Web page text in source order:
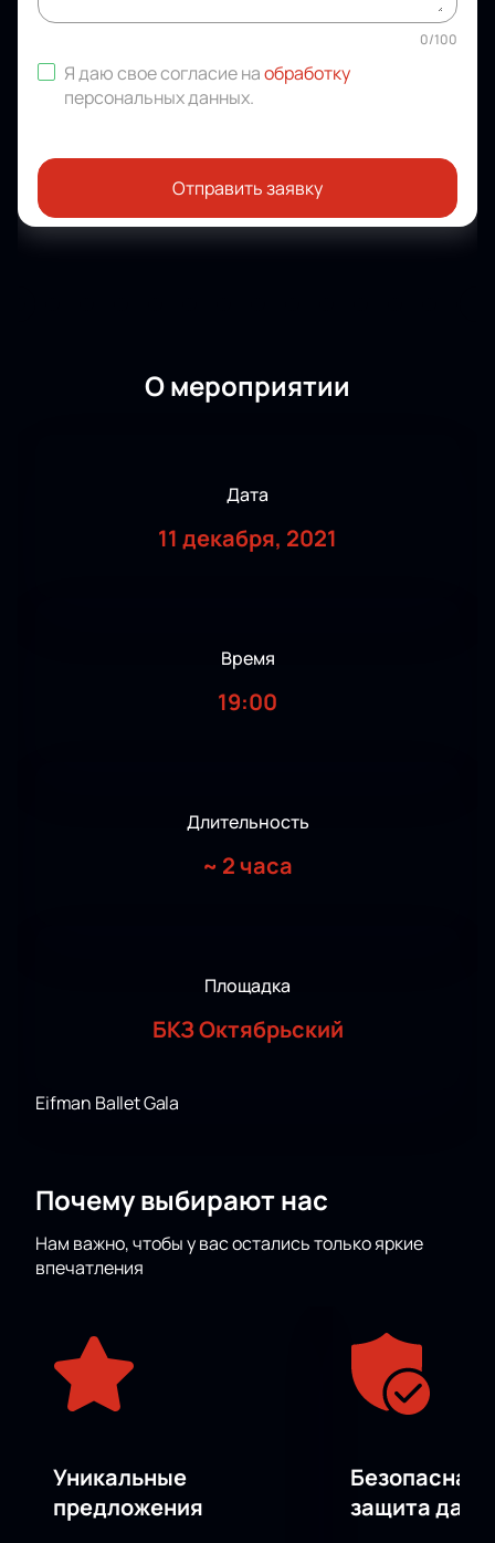
0/100
Я даю свое согласие наобработку
персональных данных.
Отправить заявку
О мероприятии
Дата
11 декабря, 2021
Время
19:00
Длительность
~ 2 часа
Площадка
БКЗ Октябрьский
Eifman Ballet Gala
Почему выбирают нас
Нам важно, чтобы у вас остались только яркие
впечатления
Уникальные
предложения
Безопасная
защита